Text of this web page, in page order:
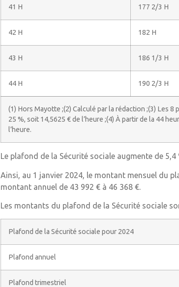
41 H 177 2/3 H
42 H 182 H
43 H 186 1/3 H
44 H 190 2/3 H
(1) Hors Mayotte ;(2) Calculé par la rédaction ;(3) Les
25 %, soit 14,5625 € de l’heure ;(4) À partir de la 44
l’heure.
Le plafond de la Sécurité sociale augmente de 5,4
Ainsi, au 1 janvier 2024, le montant mensuel du
montant annuel de 43 992 € à 46 368 €.
Les montants du plafond de la Sécurité sociale
Plafond de la Sécurité sociale pour 2024
Plafond annuel
Plafond trimestriel